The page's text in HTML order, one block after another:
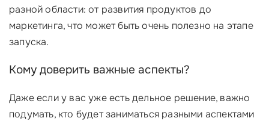
разной области: от развития продуктов до
маркетинга, что может быть очень полезно на этапе
запуска.
Кому доверить важные аспекты?
Даже если у вас уже есть дельное решение, важно
подумать, кто будет заниматься разными аспектами